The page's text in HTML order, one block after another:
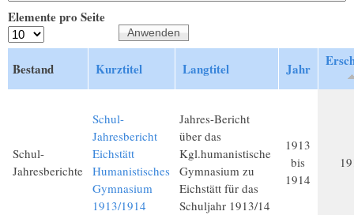
Elemente pro Seite
Bestand Kurztitel Langtitel Jahr
Schul-
Jahresberichte
Schul-
Jahresbericht
Eichstätt
Humanistisches
Gymnasium
1913/1914
Jahres-Bericht
über das
Kgl.humanistische
Gymnasium zu
Eichstätt für das
Schuljahr 1913/14
1913
bis
1914